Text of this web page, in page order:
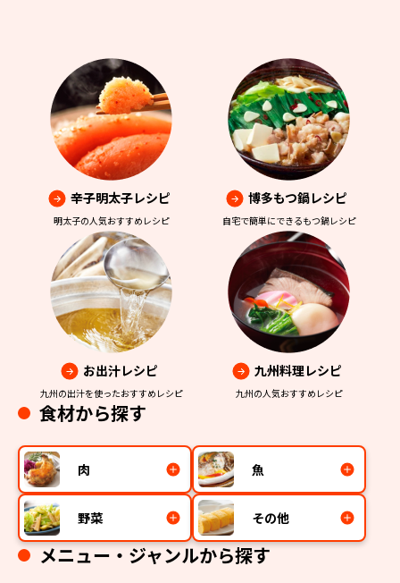
辛子明太子レシピ
明太子の人気おすすめレシピ
博多もつ鍋レシピ
自宅で簡単にできるもつ鍋レシピ
お出汁レシピ
九州の出汁を使ったおすすめレシピ
九州料理レシピ
九州の人気おすすめレシピ
食材から探す
肉 魚
野菜 その他
メニュー・ジャンルから探す